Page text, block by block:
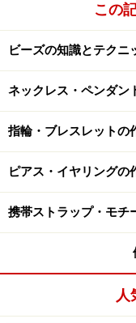
この
ビーズの知識とテクニ
ネックレス・ペンダン
指輪・ブレスレットの
ピアス・イヤリングの
携帯ストラップ・モチ
人